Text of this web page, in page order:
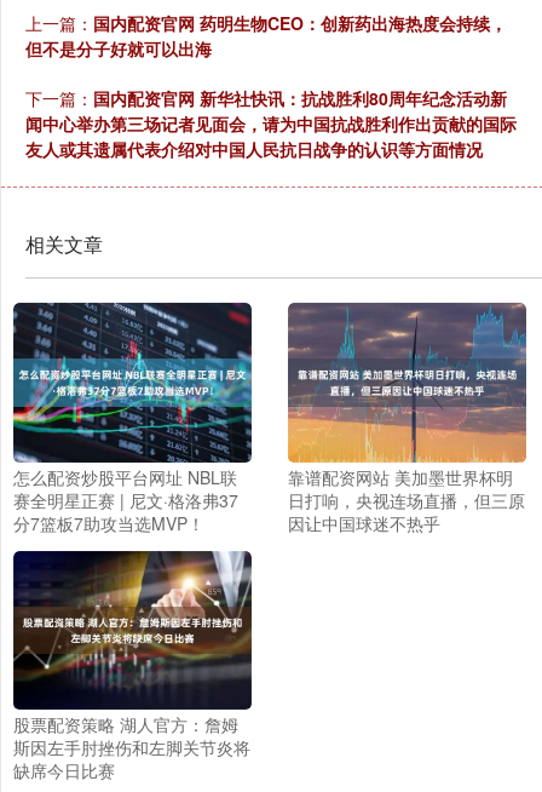
上一篇： 国内配资官网 药明生物CEO：创新药出海热度会持续，
但不是分子好就可以出海
下一篇： 国内配资官网 新华社快讯：抗战胜利80周年纪念活动新
闻中心举办第三场记者见面会，请为中国抗战胜利作出贡献的国际
友人或其遗属代表介绍对中国人民抗日战争的认识等方面情况
相关文章
怎么配资炒股平台网址 NBL联
赛全明星正赛 | 尼文·格洛弗37
分7篮板7助攻当选MVP！
靠谱配资网站 美加墨世界杯明
日打响，央视连场直播，但三原
因让中国球迷不热乎
股票配资策略 湖人官方：詹姆
斯因左手肘挫伤和左脚关节炎将
缺席今日比赛